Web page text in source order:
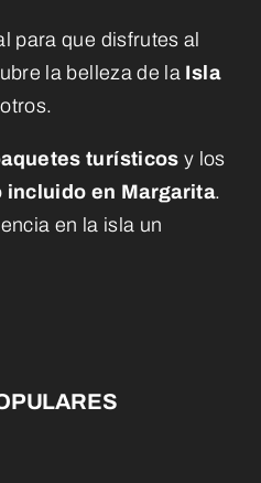
para que disfrutes al
la belleza de la Isla
turísticos y los
incluido en Margarita.
en la isla un